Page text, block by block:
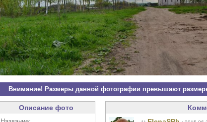
Внимание! Размеры данной фотографии превышают
Описание фото